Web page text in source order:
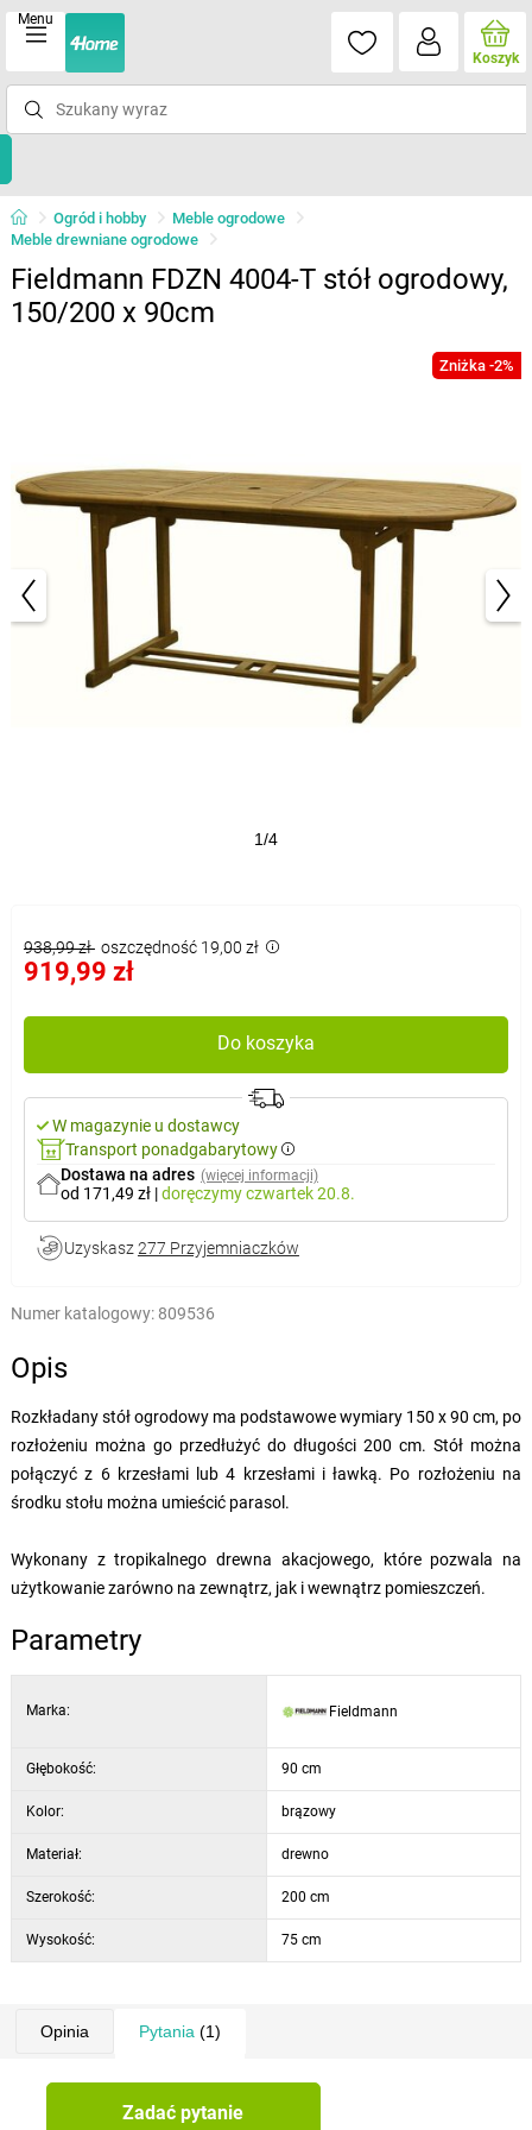
Menu
Koszyk
Ogród i hobby
Meble ogrodowe
Meble drewniane ogrodowe
Fieldmann FDZN 4004-T stół ogrodowy,
150/200 x 90cm
Zniżka -2%
1/4
938,99 zł oszczędność 19,00 zł
919,99 zł
Do koszyka
W magazynie u dostawcy
Transport ponadgabarytowy
Dostawa na adres (więcej informacji)
od 171,49 zł |doręczymyczwartek 20.8.
Uzyskasz 277 Przyjemniaczków
Numer katalogowy: 809536
Opis
Rozkładany stół ogrodowy ma podstawowe wymiary 150 x 90 cm, po
rozłożeniu można go przedłużyć do długości 200 cm. Stół można
połączyć z 6 krzesłami lub 4 krzesłami i ławką. Po rozłożeniu na
środku stołu można umieścić parasol.
Wykonany z tropikalnego drewna akacjowego, które pozwala na
użytkowanie zarówno na zewnątrz, jak i wewnątrz pomieszczeń.
Parametry
Marka: Fieldmann
Głębokość: 90 cm
Kolor: brązowy
Materiał: drewno
Szerokość: 200 cm
Wysokość: 75 cm
Opinia Pytania (1)
Zadać pytanie